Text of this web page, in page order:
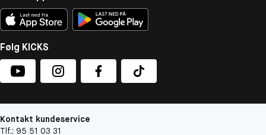
Følg KICKS
Kontakt kundeservice
Tlf.: 95 51 03 31